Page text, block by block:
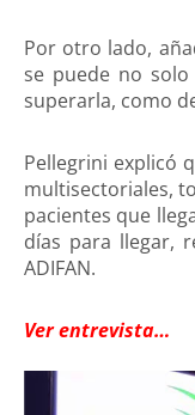
Por otro lado,
se puede no
superarla, como
Pellegrini explicó
multisectoriales,
pacientes que
días para llegar,
ADIFAN.
Ver entrevista…